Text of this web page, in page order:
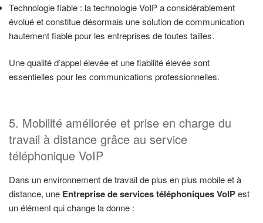
Technologie fiable : la technologie VoIP a considérablement
évolué et constitue désormais une solution de communication
hautement fiable pour les entreprises de toutes tailles.
Une qualité d’appel élevée et une fiabilité élevée sont
essentielles pour les communications professionnelles.
5. Mobilité améliorée et prise en charge du
travail à distance grâce au service
téléphonique VoIP
Dans un environnement de travail de plus en plus mobile et à
distance, une Entreprise de services téléphoniques VoIPest
un élément qui change la donne :